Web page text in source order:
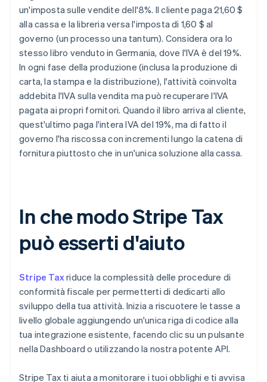
un'imposta sulle vendite dell'8%. Il cliente paga 21,60 $
alla cassa e la libreria versa l'imposta di 1,60 $ al
governo (un processo una tantum). Considera ora lo
stesso libro venduto in Germania, dove l'IVA è del 19%.
In ogni fase della produzione (inclusa la produzione di
carta, la stampa e la distribuzione), l'attività coinvolta
addebita l'IVA sulla vendita ma può recuperare l'IVA
pagata ai propri fornitori. Quando il libro arriva al cliente,
quest'ultimo paga l'intera IVA del 19%, ma di fatto il
governo l'ha riscossa con incrementi lungo la catena di
fornitura piuttosto che in un'unica soluzione alla cassa.
In che modo Stripe Tax
può esserti d'aiuto
Stripe Taxriduce la complessità delle procedure di
conformità fiscale per permetterti di dedicarti allo
sviluppo della tua attività. Inizia a riscuotere le tasse a
livello globale aggiungendo un'unica riga di codice alla
tua integrazione esistente, facendo clic su un pulsante
nella Dashboard o utilizzando la nostra potente API.
Stripe Tax ti aiuta a monitorare i tuoi obblighi e ti avvisa